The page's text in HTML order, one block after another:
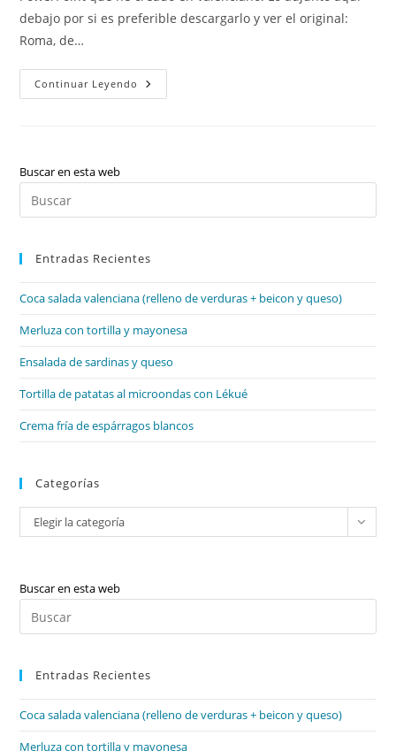
debajo por si es preferible descargarlo y ver el original:
Roma, de…
Continuar Leyendo Roma,
De
Buscar en esta web
Entradas Recientes
Coca salada valenciana (relleno de verduras + beicon y queso)
Merluza con tortilla y mayonesa
Ensalada de sardinas y queso
Tortilla de patatas al microondas con Lékué
Crema fría de espárragos blancos
Categorías
Categorías
Elegir la categoría
Buscar en esta web
Entradas Recientes
Coca salada valenciana (relleno de verduras + beicon y queso)
Merluza con tortilla y mayonesa